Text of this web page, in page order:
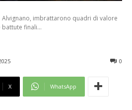
Alvignano, imbrattarono quadri di valore
finali...
0
X WhatsApp